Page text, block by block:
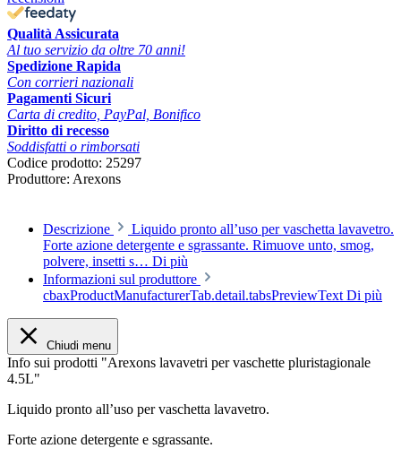
Qualità Assicurata
Al tuo servizio da oltre 70 anni!
Spedizione Rapida
Con corrieri nazionali
Pagamenti Sicuri
Carta di credito, PayPal, Bonifico
Diritto di recesso
Soddisfatti o rimborsati
Codice prodotto: 25297
Produttore: Arexons
Descrizione
Liquido pronto all’uso per vaschetta lavavetro.
Forte azione detergente e sgrassante. Rimuove unto, smog,
polvere, insetti s… Di più
Informazioni sul produttore
cbaxProductManufacturerTab.detail.tabsPreviewText Di più
Chiudi menu
Info sui prodotti "Arexons lavavetri per vaschette pluristagionale
4.5L"
Liquido pronto all’uso per vaschetta lavavetro.
Forte azione detergente e sgrassante.